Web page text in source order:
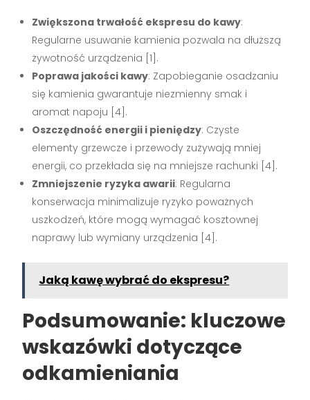
Zwiększona trwałość ekspresu do kawy:
Regularne usuwanie kamienia pozwala na dłuższą
żywotność urządzenia [1].
Poprawa jakości kawy: Zapobieganie osadzaniu
się kamienia gwarantuje niezmienny smak i
aromat napoju [4].
Oszczędność energii i pieniędzy: Czyste
elementy grzewcze i przewody zużywają mniej
energii, co przekłada się na mniejsze rachunki [4].
Zmniejszenie ryzyka awarii: Regularna
konserwacja minimalizuje ryzyko poważnych
uszkodzeń, które mogą wymagać kosztownej
naprawy lub wymiany urządzenia [4].
Jaką kawę wybrać do ekspresu?
Podsumowanie: kluczowe
wskazówki dotyczące
odkamieniania